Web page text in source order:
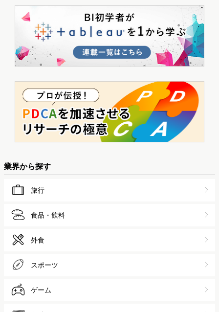
業界から探す
旅行
食品・飲料
外食
スポーツ
ゲーム